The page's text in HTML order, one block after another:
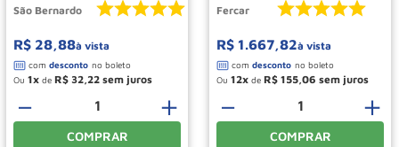
São Bernardo
R$ 28,88à vista
Ou 1 de R$ 32 22
＋
－
COMPRAR
Fercar
R$ 1.667,82à vista
Ou 12 de R$ 155 06
＋
－
COMPRAR